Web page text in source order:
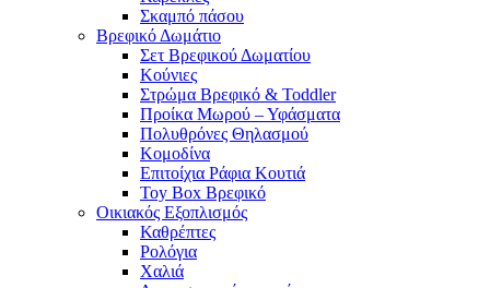
Σκαμπό πάσου
Βρεφικό Δωμάτιο
Σετ Βρεφικού Δωματίου
Κούνιες
Στρώμα Βρεφικό & Toddler
Προίκα Μωρού – Υφάσματα
Πολυθρόνες Θηλασμού
Κομοδίνα
Επιτοίχια Ράφια Κουτιά
Toy Box Βρεφικό
Οικιακός Εξοπλισμός
Καθρέπτες
Ρολόγια
Χαλιά